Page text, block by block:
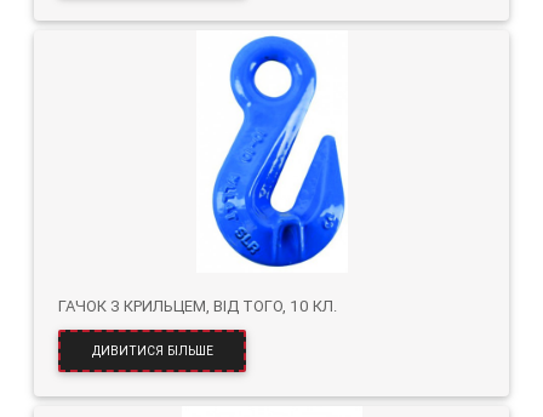
ГАЧОК З КРИЛЬЦЕМ, ВІД ТОГО, 10 КЛ.
ДИВИТИСЯ БІЛЬШЕ